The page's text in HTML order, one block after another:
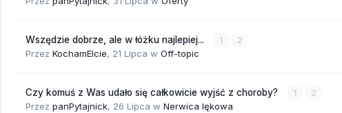
Wszędzie dobrze, ale w łóżku najlepiej... 1 2
Przez KochamElcie, 21 Lipca w Off-topic
Czy komuś z Was udało się całkowicie wyjść z choroby? 1 2
Przez panPytajnick, 26 Lipca w Nerwica lękowa